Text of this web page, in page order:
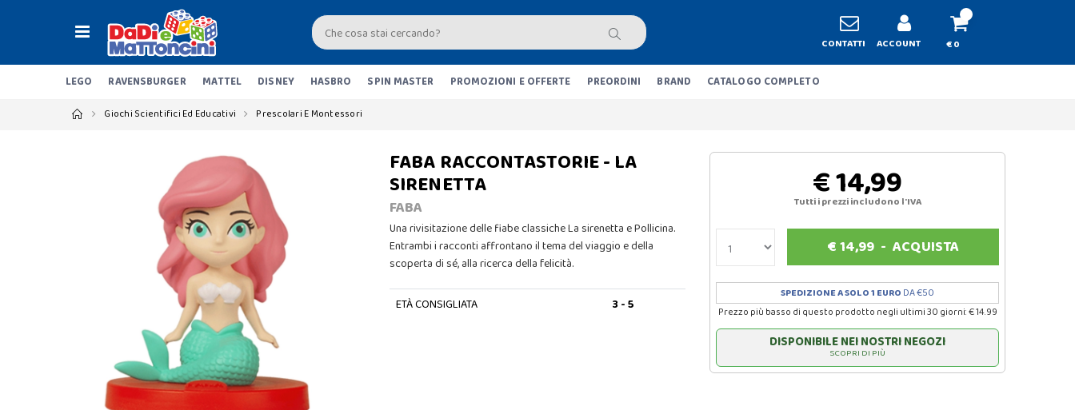
CONTATTI ACCOUNT € 0
LEGO RAVENSBURGER MATTEL DISNEY HASBRO SPIN MASTER PROMOZIONI E OFFERTE PREORDINI BRAND CATALOGO COMPLETO
Giochi Scientifici Ed Educativi Prescolari E Montessori
FABA RACCONTASTORIE - LA
SIRENETTA
FABA
Una rivisitazione delle fiabe classiche La sirenetta e Pollicina.
Entrambi i racconti affrontano il tema del viaggio e della
scoperta di sé, alla ricerca della felicità.
ETÀ CONSIGLIATA 3 - 5
€ 14,99
Tutti i prezzi includono l'IVA
€14,99- ACQUISTA
SPEDIZIONE A SOLO 1 EURO DA €50
Prezzo più basso di questo prodotto negli ultimi 30 giorni: € 14.99
DISPONIBILE NEI NOSTRI NEGOZI
SCOPRI DI PIÙ